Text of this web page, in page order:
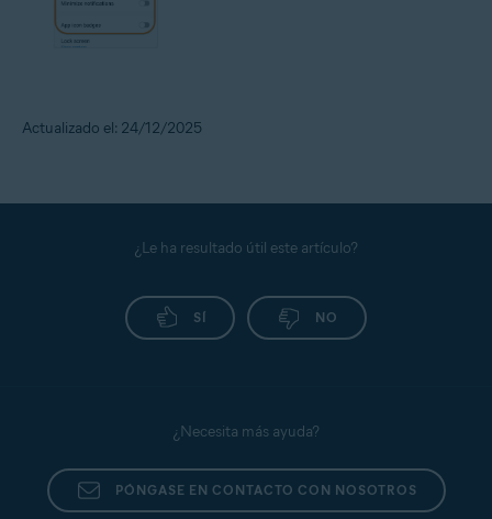
Actualizado el: 24/12/2025
¿Le ha resultado útil este artículo?
SÍ NO
¿Necesita más ayuda?
PÓNGASE EN CONTACTO CON NOSOTROS